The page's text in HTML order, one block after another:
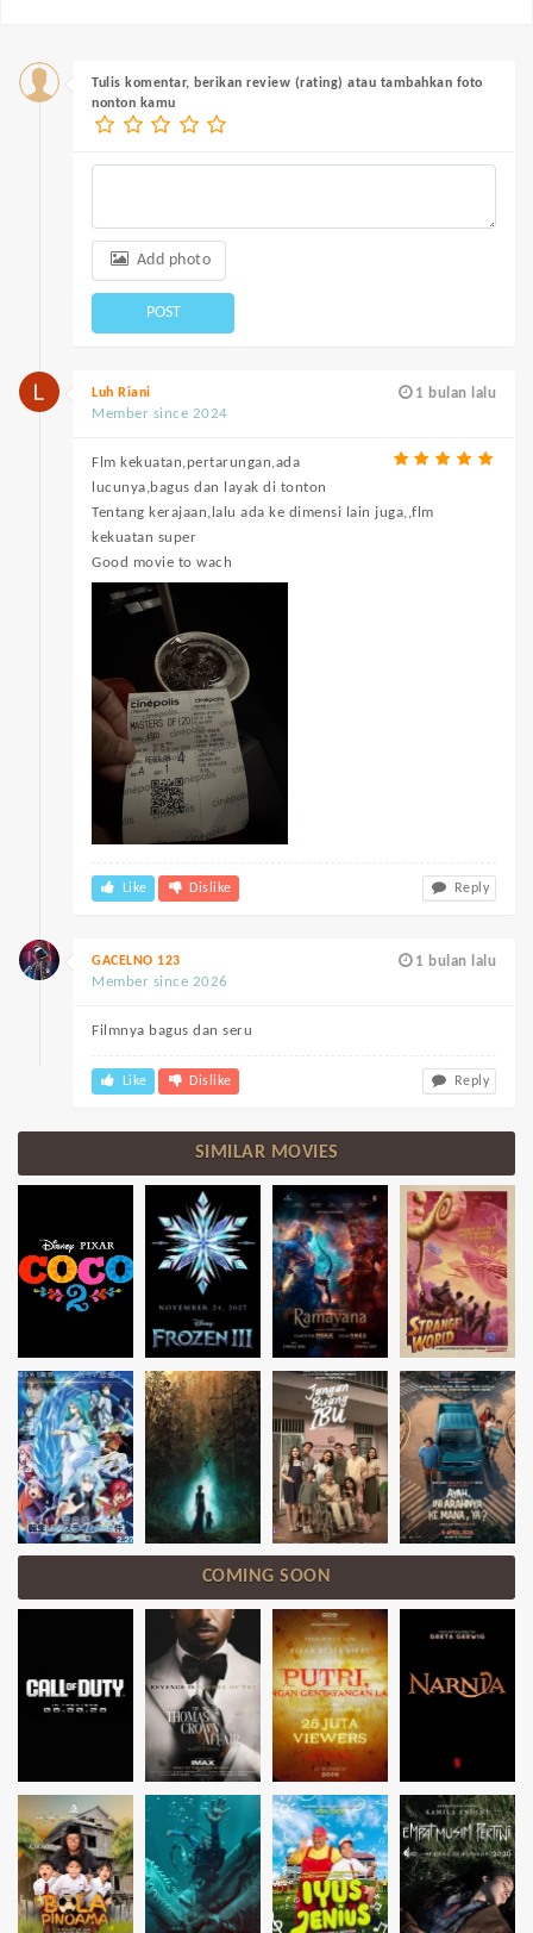
Tulis komentar, berikan review (rating) atau tambahkan foto
nonton kamu
Add photo
POST
1 bulan lalu
Luh Riani
Member since 2024
Flm kekuatan,pertarungan,ada
lucunya,bagus dan layak di tonton
Tentang kerajaan,lalu ada ke dimensi lain juga,,flm
kekuatan super
Good movie to wach
Like Dislike Reply
1 bulan lalu
GACELNO 123
Member since 2026
Filmnya bagus dan seru
Like Dislike Reply
SIMILAR MOVIES
COMING SOON